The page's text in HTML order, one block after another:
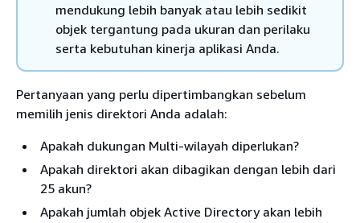
mendukung lebih banyak atau lebih sedikit
objek tergantung pada ukuran dan perilaku
serta kebutuhan kinerja aplikasi Anda.
Pertanyaan yang perlu dipertimbangkan sebelum
memilih jenis direktori Anda adalah:
Apakah dukungan Multi-wilayah diperlukan?
Apakah direktori akan dibagikan dengan lebih dari
25 akun?
Apakah jumlah objek Active Directory akan lebih